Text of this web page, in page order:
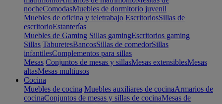
nocheComodasMuebles de dormitorio juvenil
Muebles de oficina y teletrabajo EscritoriosSillas de
escritorioEstanterías
Muebles de Gaming Sillas gamingEscritorios gaming
Sillas TaburetesBancosSillas de comedorSillas
infantilesComplementos para sillas
Mesas Conjuntos de mesas y sillasMesas extensiblesMesas
altasMesas multiusos
Cocina
Muebles de cocina Muebles auxiliares de cocinaArmarios de
cocinaConjuntos de mesas y sillas de cocinaMesas de